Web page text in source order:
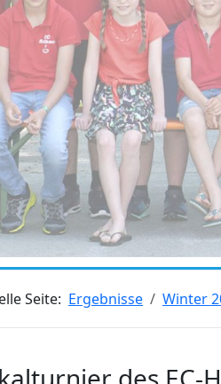
Seite: Ergebnisse Winter